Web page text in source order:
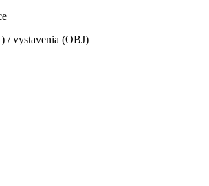
/ vystavenia (OBJ)